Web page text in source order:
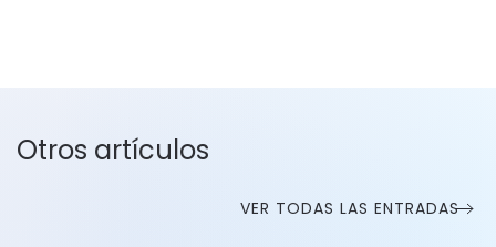
Otros artículos
VER TODAS LAS ENTRADAS